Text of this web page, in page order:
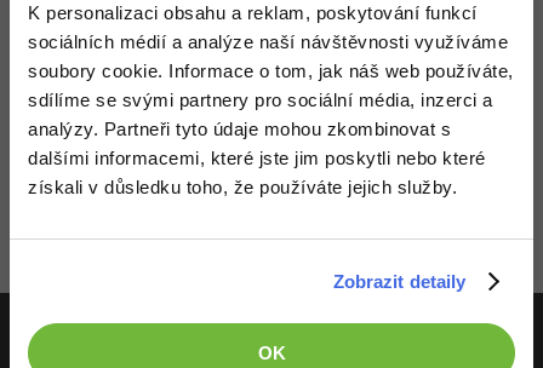
K personalizaci obsahu a reklam, poskytování funkcí
sociálních médií a analýze naší návštěvnosti využíváme
soubory cookie. Informace o tom, jak náš web používáte,
sdílíme se svými partnery pro sociální média, inzerci a
analýzy. Partneři tyto údaje mohou zkombinovat s
dalšími informacemi, které jste jim poskytli nebo které
získali v důsledku toho, že používáte jejich služby.
Zobrazit detaily
OK
Copywriter
WordPress specialista
SEO specialista
Algoritmy -41%
Umělá inteligence (AI) -10%
Pro děti
Time management
Windows
Linux
Fórum
Příběhy absolventů
Pro firmy
Děláme co je v našich silách, aby byly zdejší diskuze co
nejkvalitnější. Proto do nich také mohou přispívat pouze
registrovaní členové. Pro zapojení do diskuze sepřihlas